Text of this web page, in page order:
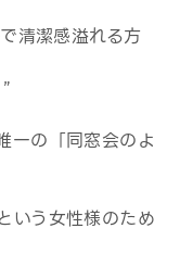
清潔感溢れる方
一の「同窓会のよ
いう女性様のため